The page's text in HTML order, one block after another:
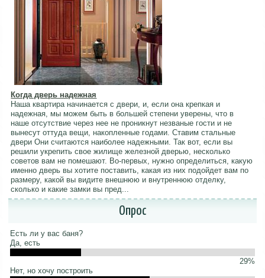
Когда дверь надежная
Наша квартира начинается с двери, и, если она крепкая и
надежная, мы можем быть в большей степени уверены, что в
наше отсутствие через нее не проникнут незваные гости и не
вынесут оттуда вещи, накопленные годами. Ставим стальные
двери Они считаются наиболее надежными. Так вот, если вы
решили укрепить свое жилище железной дверью, несколько
советов вам не помешают. Во-первых, нужно определиться, какую
именно дверь вы хотите поставить, какая из них подойдет вам по
размеру, какой вы видите внешнюю и внутреннюю отделку,
сколько и какие замки вы пред...
Опрос
Есть ли у вас баня?
Да, есть
29%
Нет, но хочу построить